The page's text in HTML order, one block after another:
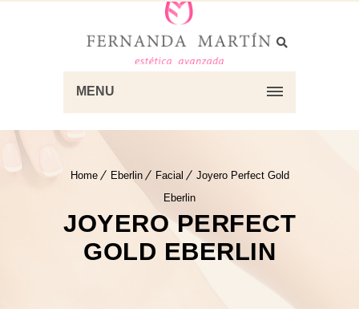
MENU
Home Eberlin Facial
Joyero Perfect Gold
Eberlin
JOYERO PERFECT
GOLD EBERLIN